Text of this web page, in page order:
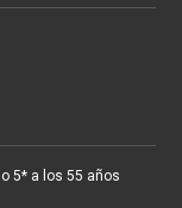
5* a los 55 años